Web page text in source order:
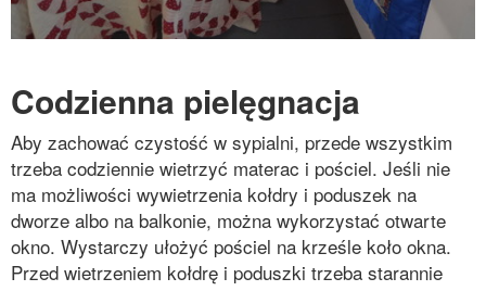
Codzienna pielęgnacja
Aby zachować czystość w sypialni, przede wszystkim
trzeba codziennie wietrzyć materac i pościel. Jeśli nie
ma możliwości wywietrzenia kołdry i poduszek na
dworze albo na balkonie, można wykorzystać otwarte
okno. Wystarczy ułożyć pościel na krześle koło okna.
Przed wietrzeniem kołdrę i poduszki trzeba starannie